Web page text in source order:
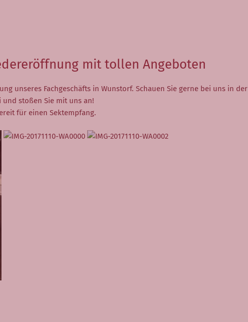
mit tollen Angeboten
unseres Fachgeschäfts in Wunstorf. Schauen Sie gerne bei uns in der
stoßen Sie mit uns an!
für einen Sektempfang.